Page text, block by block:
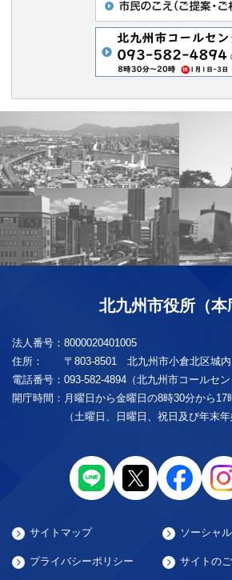
北九州市役所（本
法人番号： 8000020401005
住所：
〒803-8501 北九州市小倉北区城
電話番号： 093-582-4894（北九州市コールセン
開庁時間： 月曜日から金曜日の8時30分から17
（土曜日、日曜日、祝日及び年末年
サイトマップ ソーシャ
プライバシーポリシー サイトの